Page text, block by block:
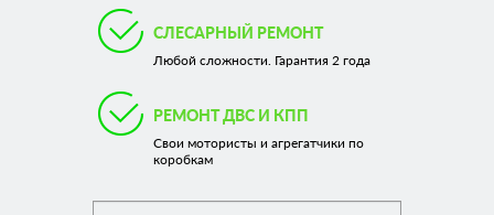
СЛЕСАРНЫЙ РЕМОНТ
Любой сложности. Гарантия 2 года
РЕМОНТ ДВС И КПП
Свои мотористы и агрегатчики по
коробкам